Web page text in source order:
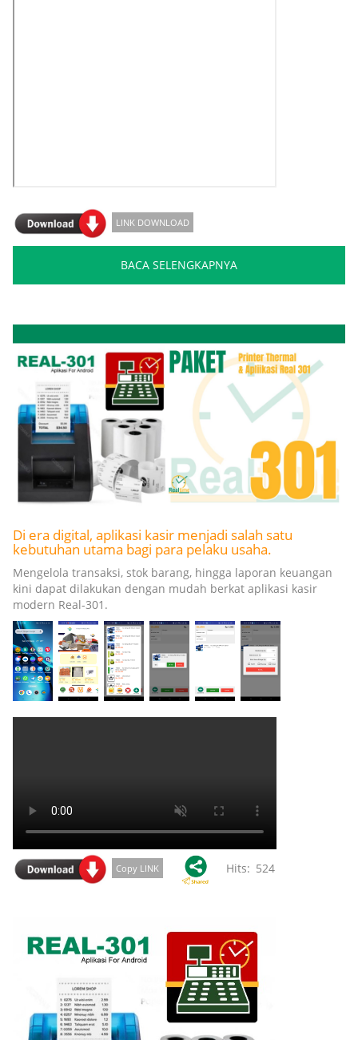
LINK DOWNLOAD
BACA SELENGKAPNYA
Di era digital, aplikasi kasir menjadi salah satu
kebutuhan utama bagi para pelaku usaha.
Mengelola transaksi, stok barang, hingga laporan keuangan
kini dapat dilakukan dengan mudah berkat aplikasi kasir
modern Real-301.
Copy LINK Hits: 524